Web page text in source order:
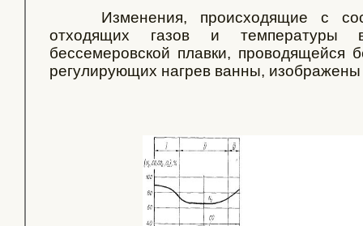
Изменения, происходящие с
отходящих газов и температуры
бессемеровской плавки, проводящейся
регулирующих нагрев ванны,